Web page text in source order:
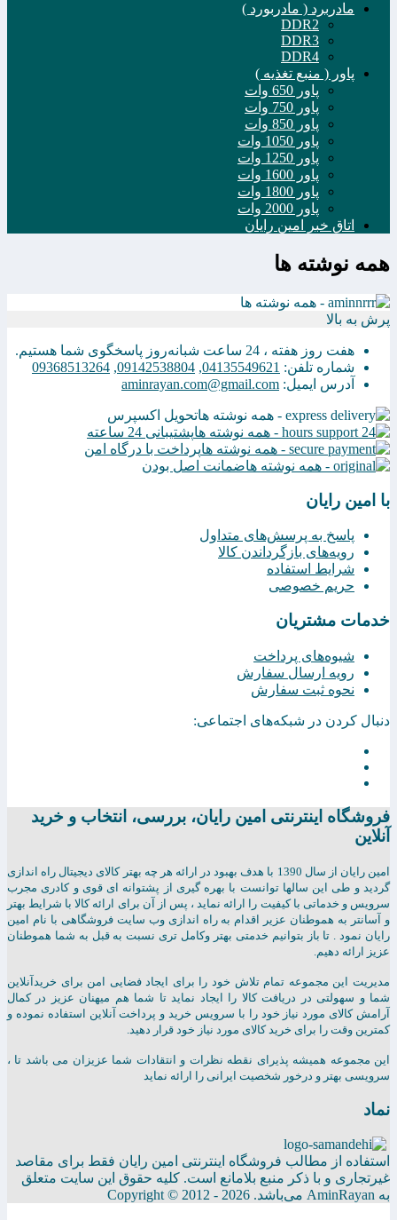
مادربرد ( مادربورد )
DDR2
DDR3
DDR4
پاور ( منبع تغذیه )
پاور 650 وات
پاور 750 وات
پاور 850 وات
پاور 1050 وات
پاور 1250 وات
پاور 1600 وات
پاور 1800 وات
پاور 2000 وات
اتاق خبر امین رایان
همه نوشته ها
پرش به بالا
هفت روز هفته ، 24 ساعت شبانه‌روز پاسخگوی شما هستیم.
شماره تلفن: 04135549621
,
09142538804
,
09368513264
آدرس ایمیل: aminrayan.com@gmail.com
تحویل اکسپرس
پشتیبانی 24 ساعته
پرداخت با درگاه امن
ضمانت اصل بودن
با امین رایان
پاسخ به پرسش‌های متداول
رویه‌های بازگرداندن کالا
شرایط استفاده
حریم خصوصی
خدمات مشتریان
شیوه‌های پرداخت
رویه ارسال سفارش
نحوه ثبت سفارش
دنبال کردن در شبکه‌های اجتماعی:
فروشگاه اینترنتی امين رايان، بررسی، انتخاب و خرید
آنلاین
امين رايان از سال 1390 با هدف بهبود در ارائه هر چه بهتر کالای دیجیتال راه اندازی
گردید و طی این سالها توانست با بهره گیری از پشتوانه ای قوی و کادری مجرب
سرویس و خدماتی با کیفیت را ارائه نماید ، پس از آن برای ارائه کالا با شرایط بهتر
و آسانتر به هموطنان عزیر اقدام به راه اندازی وب سایت فروشگاهی با نام امین
رایان نمود . تا باز بتوانیم خدمتی بهتر وکامل تری نسبت به قبل به شما هموطنان
عزیز ارائه دهیم.
مدیریت این مجموعه تمام تلاش خود را برای ایجاد فضایی امن برای خریدآنلاین
شما و سهولتی در دریافت کالا را ایجاد نماید تا شما هم میهنان عزیز در کمال
آرامش کالای مورد نیاز خود را با سرویس خرید و پرداخت آنلاین استفاده نموده و
کمترین وقت را برای خرید کالای مورد نیاز خود قرار دهید.
این مجموعه همیشه پذیرای نقطه نظرات و انتقادات شما عزیزان می باشد تا ،
سرویسی بهتر و درخور شخصیت ایرانی را ارائه نماید
نماد
استفاده از مطالب فروشگاه اینترنتی امین رایان فقط برای مقاصد
غیرتجاری و با ذکر منبع بلامانع است. کلیه حقوق این سایت متعلق
به AminRayan می‌باشد. Copyright © 2012 - 2026